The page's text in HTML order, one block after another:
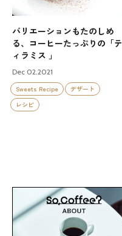
バリエーションもたのしめ
る、コーヒーたっぷりの「テ
ィラミス 」
Dec 02.2021
Sweets Recipe
デザート
レシピ